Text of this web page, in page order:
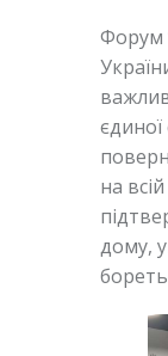
Форум
єдиної
на
дому,